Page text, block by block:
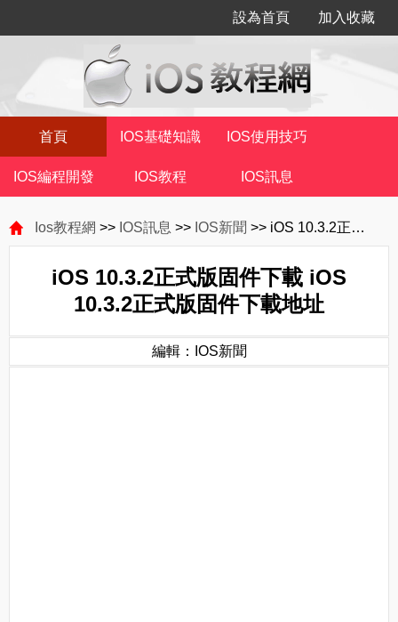
設為首頁 加入收藏
首頁 IOS基礎知識 IOS使用技巧
IOS編程開發 IOS教程 IOS訊息
Ios教程網 >> IOS訊息 >> IOS新聞 >> iOS 10.3.2正式版固件下載 iOS 10.3.2正式版固件下載地址
iOS 10.3.2正式版固件下載 iOS
10.3.2正式版固件下載地址
編輯：IOS新聞